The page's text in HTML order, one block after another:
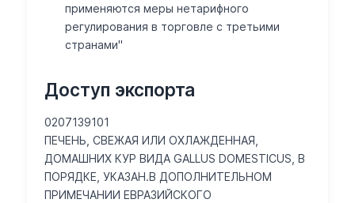
применяются меры нетарифного
регулирования в торговле с третьими
странами"
Доступ экспорта
0207139101
ПЕЧЕНЬ, СВЕЖАЯ ИЛИ ОХЛАЖДЕННАЯ,
ДОМАШНИХ КУР ВИДА GALLUS DOMESTICUS, В
ПОРЯДКЕ, УКАЗАН.В ДОПОЛНИТЕЛЬНОМ
ПРИМЕЧАНИИ ЕВРАЗИЙСКОГО